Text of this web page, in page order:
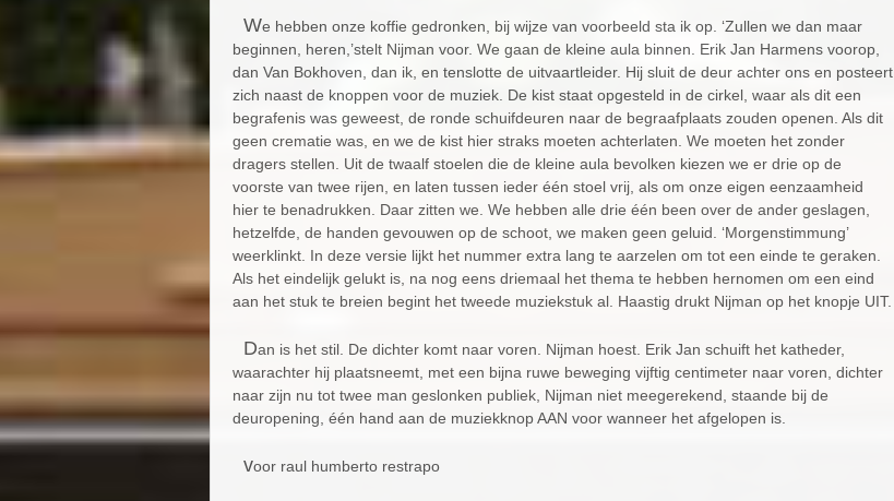
We hebben onze koffie gedronken, bij wijze van voorbeeld sta ik op. ‘Zullen we dan maar
beginnen, heren,’stelt Nijman voor. We gaan de kleine aula binnen. Erik Jan Harmens voorop,
dan Van Bokhoven, dan ik, en tenslotte de uitvaartleider. Hij sluit de deur achter ons en posteert
zich naast de knoppen voor de muziek. De kist staat opgesteld in de cirkel, waar als dit een
begrafenis was geweest, de ronde schuifdeuren naar de begraafplaats zouden openen. Als dit
geen crematie was, en we de kist hier straks moeten achterlaten. We moeten het zonder
dragers stellen. Uit de twaalf stoelen die de kleine aula bevolken kiezen we er drie op de
voorste van twee rijen, en laten tussen ieder één stoel vrij, als om onze eigen eenzaamheid
hier te benadrukken. Daar zitten we. We hebben alle drie één been over de ander geslagen,
hetzelfde, de handen gevouwen op de schoot, we maken geen geluid. ‘Morgenstimmung’
weerklinkt. In deze versie lijkt het nummer extra lang te aarzelen om tot een einde te geraken.
Als het eindelijk gelukt is, na nog eens driemaal het thema te hebben hernomen om een eind
aan het stuk te breien begint het tweede muziekstuk al. Haastig drukt Nijman op het knopje UIT.
Dan is het stil. De dichter komt naar voren. Nijman hoest. Erik Jan schuift het katheder,
waarachter hij plaatsneemt, met een bijna ruwe beweging vijftig centimeter naar voren, dichter
naar zijn nu tot twee man geslonken publiek, Nijman niet meegerekend, staande bij de
deuropening, één hand aan de muziekknop AAN voor wanneer het afgelopen is.
voor raul humberto restrapo